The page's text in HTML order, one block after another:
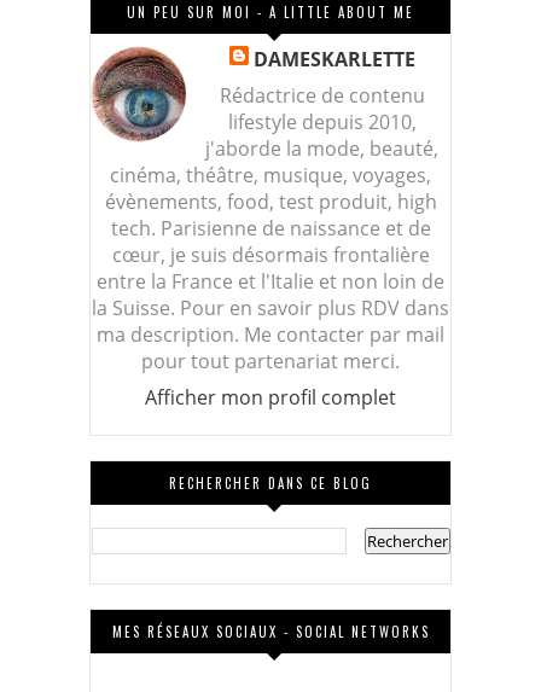
UN PEU SUR MOI - A LITTLE ABOUT ME
DAMESKARLETTE
Rédactrice de contenu
lifestyle depuis 2010,
j'aborde la mode, beauté,
cinéma, théâtre, musique, voyages,
évènements, food, test produit, high
tech. Parisienne de naissance et de
cœur, je suis désormais frontalière
entre la France et l'Italie et non loin de
la Suisse. Pour en savoir plus RDV dans
ma description. Me contacter par mail
pour tout partenariat merci.
Afficher mon profil complet
RECHERCHER DANS CE BLOG
MES RÉSEAUX SOCIAUX - SOCIAL NETWORKS